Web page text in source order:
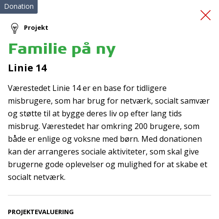
Førstehjælpskursus
Donation
Projekt
Familie på ny
Linie 14
Værestedet Linie 14 er en base for tidligere
misbrugere, som har brug for netværk, socialt samvær
og støtte til at bygge deres liv op efter lang tids
misbrug. Værestedet har omkring 200 brugere, som
både er enlige og voksne med børn. Med donationen
kan der arrangeres sociale aktiviteter, som skal give
brugerne gode oplevelser og mulighed for at skabe et
socialt netværk.
PROJEKTEVALUERING
Tilmeld nyhedsbrev
De seneste nyheder om TrygFondens og TryghedsGruppens
aktiviteter direkte i din indbakke.